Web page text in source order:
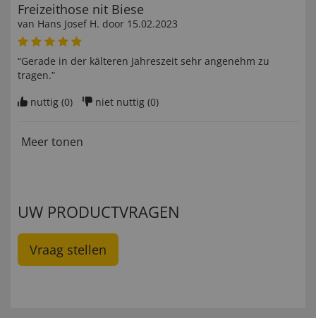
Freizeithose nit Biese
van Hans Josef H. door 15.02.2023
“Gerade in der kälteren Jahreszeit sehr angenehm zu
tragen.”
nuttig (0) niet nuttig (0)
Meer tonen
UW PRODUCTVRAGEN
Vraag stellen